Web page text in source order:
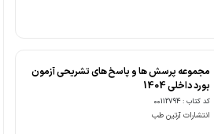
مجموعه پرسش ها و پاسخ های تشریحی آزمون
بورد داخلی 1404
کد کتاب : 00112794
انتشارات آرتین طب